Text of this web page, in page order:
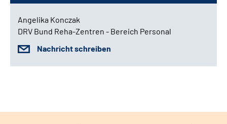
Angelika Konczak
DRV Bund Reha-Zentren - Bereich Personal
Nachricht schreiben